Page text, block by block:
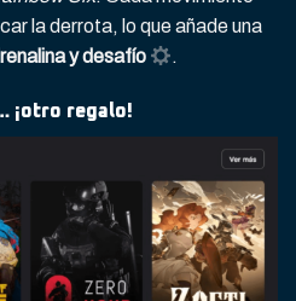
la derrota, lo que añade una
y desafío
.
¡otro regalo!